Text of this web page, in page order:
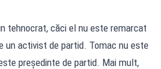
tehnocrat, căci el nu este remarcat
un activist de partid. Tomac nu este
preşedinte de partid. Mai mult,